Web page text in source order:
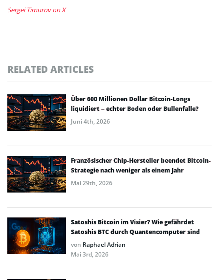
Sergei Timurov on X
RELATED ARTICLES
Über 600 Millionen Dollar Bitcoin-Longs
liquidiert – echter Boden oder Bullenfalle?
Juni 4th, 2026
Französischer Chip-Hersteller beendet Bitcoin-
Strategie nach weniger als einem Jahr
Mai 29th, 2026
Satoshis Bitcoin im Visier? Wie gefährdet
Satoshis BTC durch Quantencomputer sind
von Raphael Adrian
Mai 3rd, 2026